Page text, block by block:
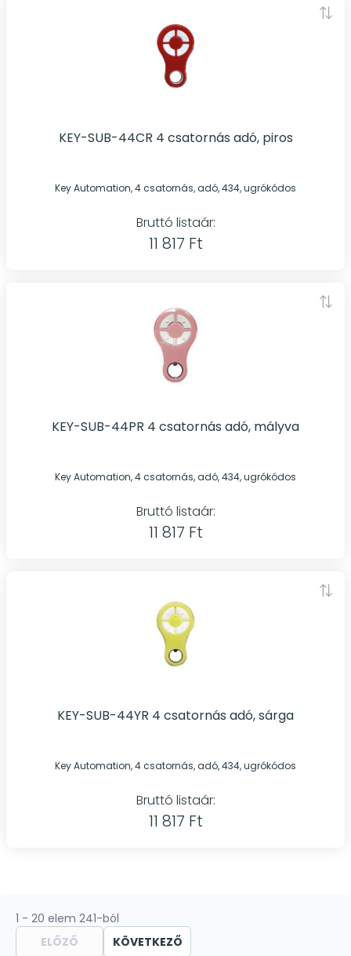
KEY-SUB-44CR 4 csatornás adó, piros
Key Automation, 4 csatornás, adó, 434, ugrókódos
Bruttó listaár:
11 817 Ft
KEY-SUB-44PR 4 csatornás adó, mályva
Key Automation, 4 csatornás, adó, 434, ugrókódos
Bruttó listaár:
11 817 Ft
KEY-SUB-44YR 4 csatornás adó, sárga
Key Automation, 4 csatornás, adó, 434, ugrókódos
Bruttó listaár:
11 817 Ft
1 - 20 elem 241-ból
ELŐZŐ
KÖVETKEZŐ